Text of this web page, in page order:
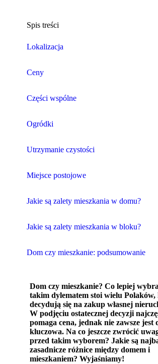
Spis treści
Lokalizacja
Ceny
Części wspólne
Ogródki
Utrzymanie czystości
Miejsce postojowe
Jakie są zalety mieszkania w domu?
Jakie są zalety mieszkania w bloku?
Dom czy mieszkanie: podsumowanie
Dom czy mieszkanie? Co lepiej
takim dylematem stoi wielu
decydują się na zakup własnej
W podjęciu ostatecznej decyzji
pomaga cena, jednak nie zawsze jest
kluczowa. Na co jeszcze zwrócić
przed takim wyborem? Jakie są
zasadnicze różnice między domem i
mieszkaniem? Wyjaśniamy!